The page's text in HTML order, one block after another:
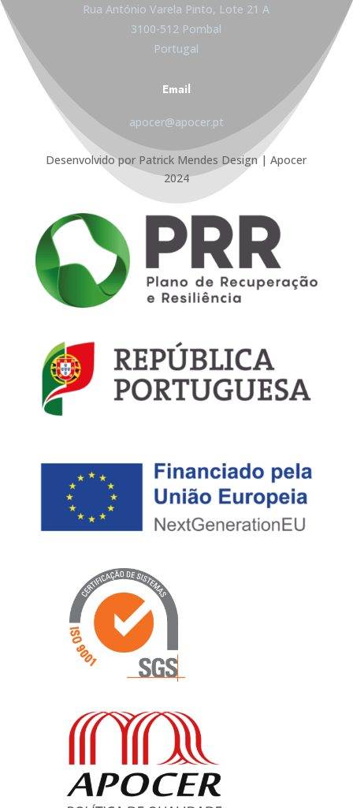
Rua António Varela Pinto, Lote 21 A
3100-512 Pombal
Portugal
Email
apocer@apocer.pt
Desenvolvido por Patrick Mendes Design | Apocer
2024